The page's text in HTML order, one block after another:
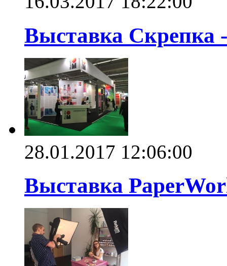
Выставка Скрепка
28.01.2017 12:06:00
Выставка